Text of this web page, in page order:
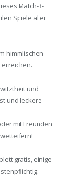
Match-3-
Spiele aller
himmlischen
erreichen.
und
und leckere
mit Freunden
gratis, einige